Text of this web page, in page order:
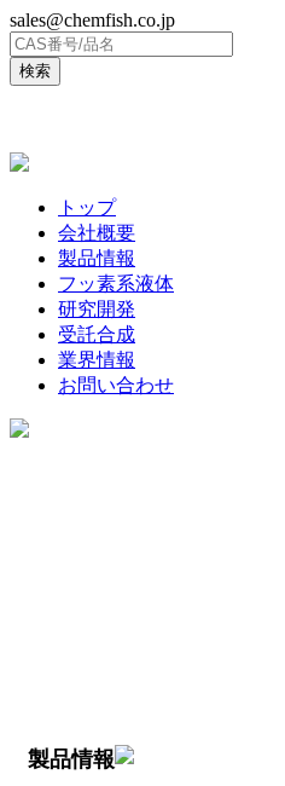
sales@chemfish.co.jp
トップ
会社概要
製品情報
フッ素系液体
研究開発
受託合成
業界情報
お問い合わせ
製品情報